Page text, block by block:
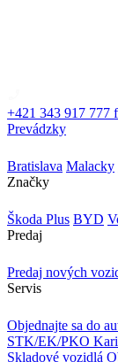
+421 343 917 777
Prevádzky
Bratislava Malacky
Značky
Škoda Plus BYD
Predaj
Predaj nových
Servis
Objednajte sa do
STK/EK/PKO
Skladové vozidlá